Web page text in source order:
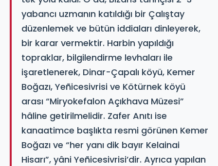
yabancı uzmanın katıldığı bir Çalıştay
düzenlemek ve bütün iddiaları dinleyerek,
bir karar vermektir. Harbin yapıldığı
topraklar, bilgilendirme levhaları ile
işaretlenerek, Dinar-Çapalı köyü, Kemer
Boğazı, Yeñicesivrisi ve Kötürnek köyü
arası “Miryokefalon Açıkhava Müzesi”
hâline getirilmelidir. Zafer Anıtı ise
kanaatimce başlıkta resmi görünen Kemer
Boğazı ve “her yanı dik bayır Kelainai
Hisarı”, yâni Yeñicesivrisi’dir. Ayrıca yapılan